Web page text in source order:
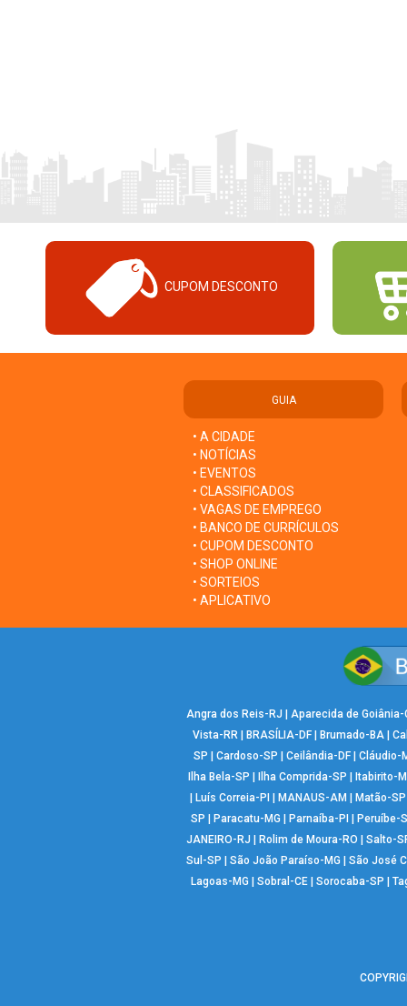
CUPOM DESCONTO
GUIA
• A CIDADE
• NOTÍCIAS
• EVENTOS
• CLASSIFICADOS
• VAGAS DE EMPREGO
• BANCO DE CURRÍCULOS
• CUPOM DESCONTO
• SHOP ONLINE
• SORTEIOS
• APLICATIVO
Angra dos Reis-RJ
Aparecida de Goiânia-
Vista-RR| BRASÍLIA-DF| Brumado-BA|
SP
Cardoso-SP Ceilândia-DF
Cláudio-
Ilha Bela-SP
Ilha Comprida-SP
Itabirito-
Luís Correia-PI MANAUS-AM Matão-SP
SP
Paracatu-MG Parnaíba-PI
Peruíbe-
JANEIRO-RJ
Rolim de Moura-RO
Salto-
Sul-SP
São João Paraíso-MG
São José
Lagoas-MG
Sobral-CE| Sorocaba-SP